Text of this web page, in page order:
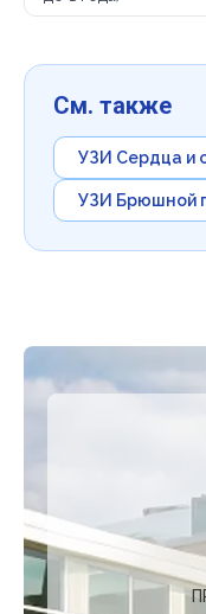
См. также
УЗИ Сердца и
УЗИ Брюшной